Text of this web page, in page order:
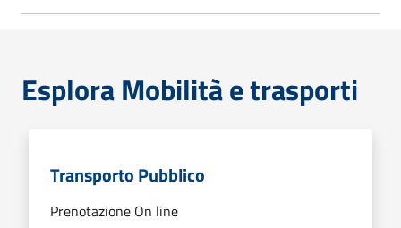
Esplora Mobilità e trasporti
Transporto Pubblico
Prenotazione On line